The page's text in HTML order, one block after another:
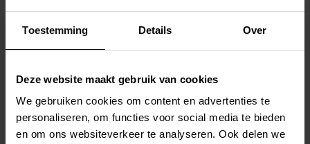
Toestemming Details Over
Deze website maakt gebruik van cookies
We gebruiken cookies om content en advertenties te
personaliseren, om functies voor social media te bieden
en om ons websiteverkeer te analyseren. Ook delen we
geeft u uw hond ieder moment van de dag
ontworpen om uw hond op natuurlijke wijze te
laten drinken.
Honden drinken per dag ongeveer 40 tot 50 ml
water per kilo lichaamsgewicht. Met een gevulde
Productspecificaties
Stel uw bestelherinnering in: